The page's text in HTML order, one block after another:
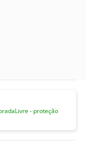
- proteção